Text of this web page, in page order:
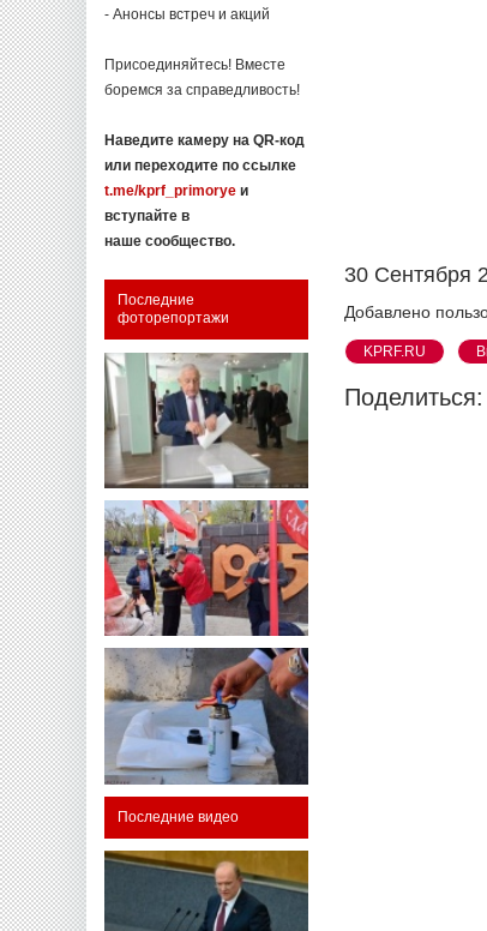
- Анонсы встреч и акций
Присоединяйтесь! Вместе
боремся за справедливость!
Наведите камеру на QR-код
или переходите по ссылке
t.me/kprf_primorye и
вступайте в
наше сообщество.
Последние
фоторепортажи
Последние видео
30 Сентября
Добавлено
KPRF.RU
Поделиться: